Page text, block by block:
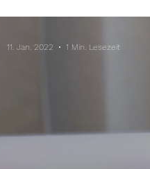
11. Jan. 2022 1 Min. Lesezeit